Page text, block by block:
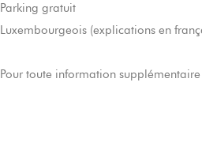
Parking gratuit
Luxembourgeois (explications en
Pour toute information